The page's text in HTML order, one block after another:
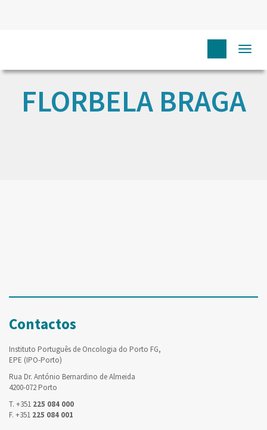
FLORBELA BRAGA
Contactos
Instituto Português de Oncologia do Porto FG,
EPE (IPO-Porto)
Rua Dr. António Bernardino de Almeida
4200-072 Porto
T. +351 225 084 000
F. +351 225 084 001